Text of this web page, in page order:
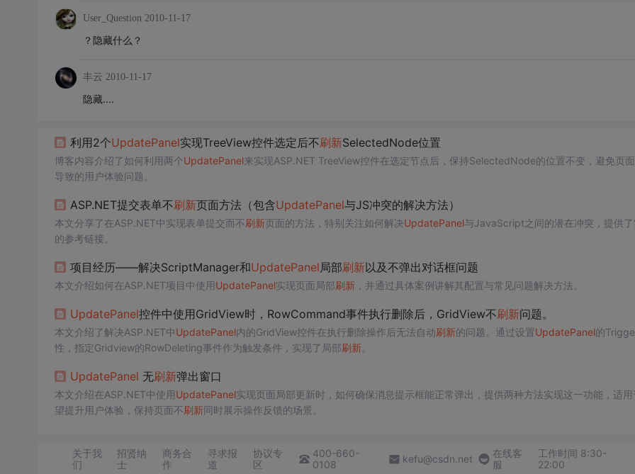
User_Question 2010-11-17
？隐藏什么？
丰云 2010-11-17
隐藏....
利用2个UpdatePanel实现TreeView控件选定后不刷新SelectedNode位置
博客内容介绍了如何利用两个UpdatePanel来实现ASP.NET TreeView控件在选定节点后，保持SelectedNode的位置不变，避免页面
导致的用户体验问题。
ASP.NET提交表单不刷新页面方法（包含UpdatePanel与JS冲突的解决方法）
本文分享了在ASP.NET中实现表单提交而不刷新页面的方法，特别关注如何解决UpdatePanel与JavaScript之间的潜在冲突，提供
的参考链接。
项目经历——解决ScriptManager和UpdatePanel局部刷新以及不弹出对话框问题
本文介绍如何在ASP.NET项目中使用UpdatePanel实现页面局部刷新，并通过具体案例讲解其配置与常见问题解决方法。
UpdatePanel控件中使用GridView时，RowCommand事件执行删除后，GridView不刷新问题。
本文介绍了解决ASP.NET中UpdatePanel内的GridView控件在执行删除操作后无法自动刷新的问题。通过设置UpdatePanel的
性，指定Gridview的RowDeleting事件作为触发条件，实现了局部刷新。
UpdatePanel 无刷新弹出窗口
本文介绍在ASP.NET中使用UpdatePanel实现页面局部更新时，如何确保消息提示框能正常弹出，提供两种方法实现这一功能，适用
望提升用户体验，保持页面不刷新同时展示操作反馈的场景。
关于我
们
招贤纳
士
商务合
作
寻求报
道
协议专
区
400-660-
0108
kefu@csdn.net
在线客
服
工作时间 8:30-
22:00